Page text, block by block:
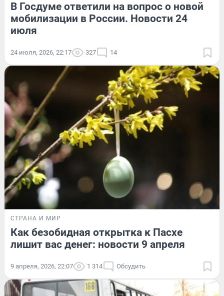
В Госдуме ответили на вопрос о новой
мобилизации в России. Новости 24
июля
24 июля, 2026, 22:17 327 14
СТРАНА И МИР
Как безобидная открытка к Пасхе
лишит вас денег: новости 9 апреля
9 апреля, 2026, 22:07 1 314 Обсудить